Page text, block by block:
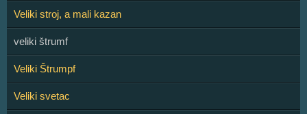
Veliki stroj, a mali kazan
veliki štrumf
Veliki Štrumpf
Veliki svetac